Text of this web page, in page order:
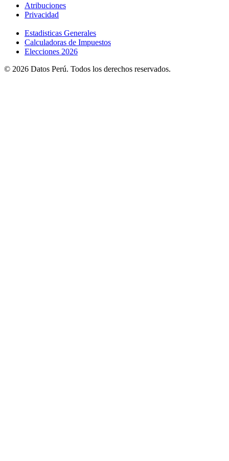
Atribuciones
Privacidad
Estadisticas Generales
Calculadoras de Impuestos
Elecciones 2026
© 2026 Datos Perú. Todos los derechos reservados.